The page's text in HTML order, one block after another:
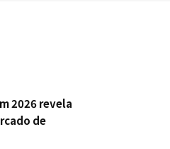
2026 revela
de
prevenção